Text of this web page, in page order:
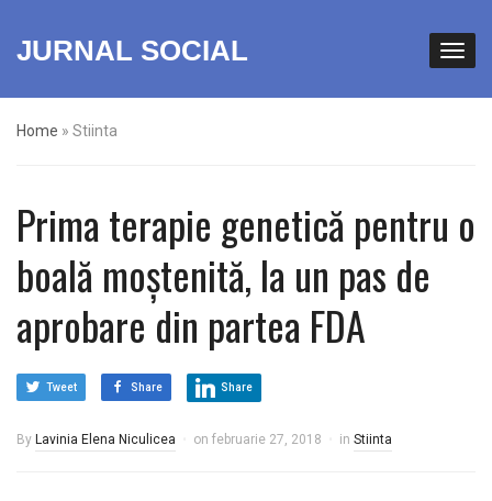
JURNAL SOCIAL
Home » Stiinta
Prima terapie genetică pentru o
boală moștenită, la un pas de
aprobare din partea FDA
Tweet Share Share
By Lavinia Elena Niculicea on februarie 27, 2018 in Stiinta